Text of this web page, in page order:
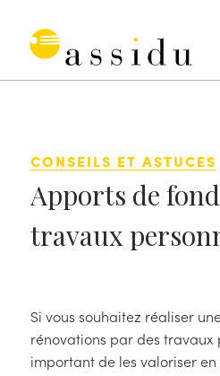
contenu
CONSEILS ET ASTUCES
Apports de
travaux
Si vous souhaitez réaliser
rénovations par des travaux
important de les valoriser